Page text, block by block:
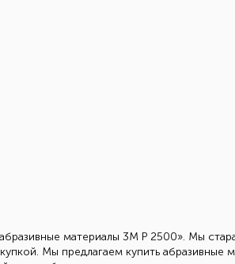
материалы 3М Р 2500». Мы
Мы предлагаем купить